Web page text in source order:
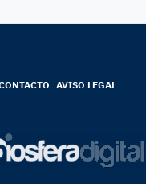
AVISO LEGAL